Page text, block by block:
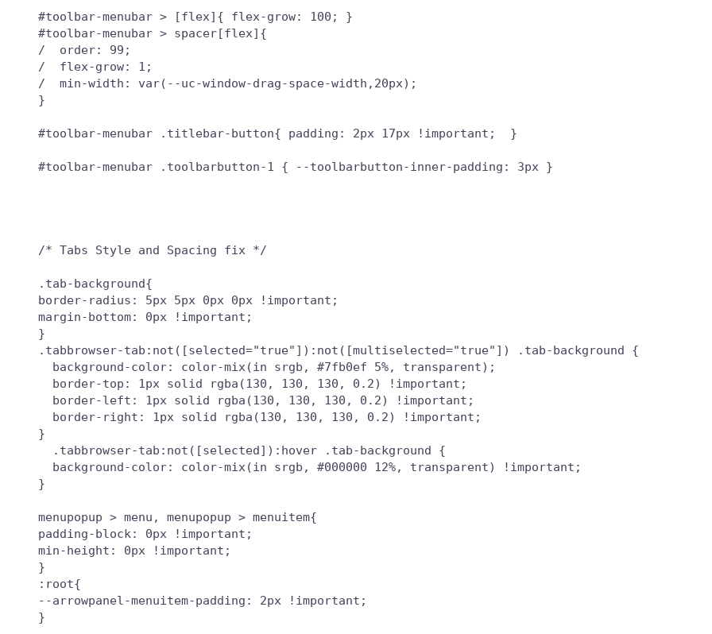
#toolbar-menubar > [flex]{ flex-grow: 100; }
#toolbar-menubar > spacer[flex]{
/  order: 99;
/  flex-grow: 1;
/  min-width: var(--uc-window-drag-space-width,20px);
}
#toolbar-menubar .titlebar-button{ padding: 2px 17px !important;  }
#toolbar-menubar .toolbarbutton-1 { --toolbarbutton-inner-padding: 3px }
/* Tabs Style and Spacing fix */
.tab-background{
border-radius: 5px 5px 0px 0px !important;
margin-bottom: 0px !important;
}
.tabbrowser-tab:not([selected="true"]):not([multiselected="true"]) .tab-background {
  background-color: color-mix(in srgb, #7fb0ef 5%, transparent);
  border-top: 1px solid rgba(130, 130, 130, 0.2) !important;
  border-left: 1px solid rgba(130, 130, 130, 0.2) !important;
  border-right: 1px solid rgba(130, 130, 130, 0.2) !important;
}
  .tabbrowser-tab:not([selected]):hover .tab-background {
  background-color: color-mix(in srgb, #000000 12%, transparent) !important;
}
menupopup > menu, menupopup > menuitem{
padding-block: 0px !important;
min-height: 0px !important;
}
:root{
--arrowpanel-menuitem-padding: 2px !important;
}